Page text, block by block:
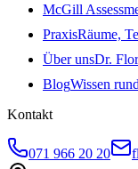
McGill
PraxisRäume,
Über unsDr.
BlogWissen
Kontakt
071 966 20 20